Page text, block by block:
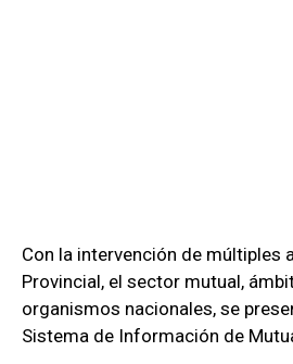
Con la intervención de múltiples
Provincial, el sector mutual,
organismos nacionales, se
Sistema de Información de